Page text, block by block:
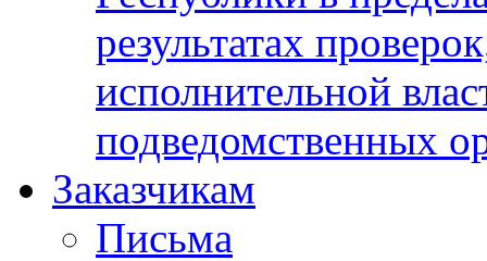
результатах
исполнительной
подведомственных
Заказчикам
Письма